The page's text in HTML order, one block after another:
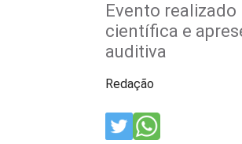
Evento
científica e
auditiva
Redação